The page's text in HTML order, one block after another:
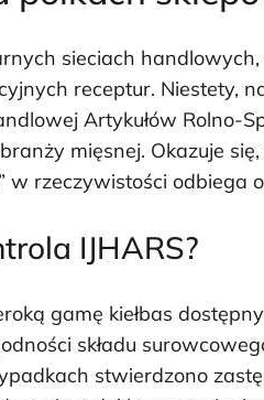
sieciach
receptur. Niestety,
Artykułów Rolno-
mięsnej. Okazuje
w rzeczywistości odbiega
IJHARS?
gamę kiełbas
składu
stwierdzono